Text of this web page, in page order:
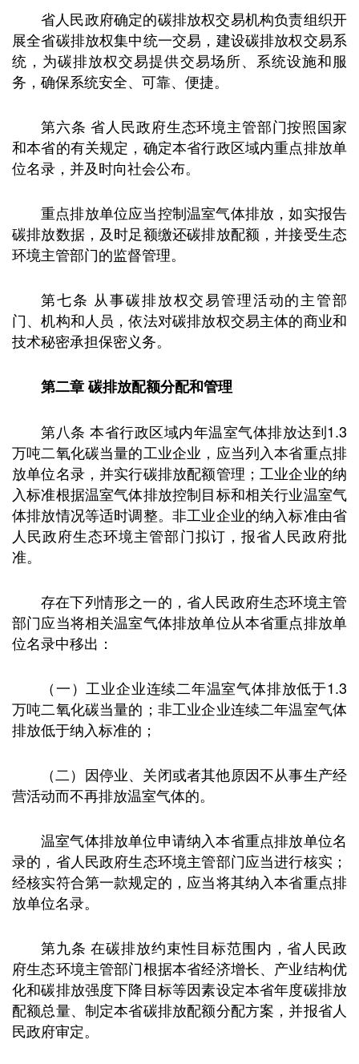
省人民政府确定的碳排放权交易机构负责组织开
展全省碳排放权集中统一交易，建设碳排放权交易系
统，为碳排放权交易提供交易场所、系统设施和服
务，确保系统安全、可靠、便捷。
第六条 省人民政府生态环境主管部门按照国家
和本省的有关规定，确定本省行政区域内重点排放单
位名录，并及时向社会公布。
重点排放单位应当控制温室气体排放，如实报告
碳排放数据，及时足额缴还碳排放配额，并接受生态
环境主管部门的监督管理。
第七条 从事碳排放权交易管理活动的主管部
门、机构和人员，依法对碳排放权交易主体的商业和
技术秘密承担保密义务。
第二章 碳排放配额分配和管理
第八条 本省行政区域内年温室气体排放达到1.3
万吨二氧化碳当量的工业企业，应当列入本省重点排
放单位名录，并实行碳排放配额管理；工业企业的纳
入标准根据温室气体排放控制目标和相关行业温室气
体排放情况等适时调整。非工业企业的纳入标准由省
人民政府生态环境主管部门拟订，报省人民政府批
准。
存在下列情形之一的，省人民政府生态环境主管
部门应当将相关温室气体排放单位从本省重点排放单
位名录中移出：
（一）工业企业连续二年温室气体排放低于1.3
万吨二氧化碳当量的；非工业企业连续二年温室气体
排放低于纳入标准的；
（二）因停业、关闭或者其他原因不从事生产经
营活动而不再排放温室气体的。
温室气体排放单位申请纳入本省重点排放单位名
录的，省人民政府生态环境主管部门应当进行核实；
经核实符合第一款规定的，应当将其纳入本省重点排
放单位名录。
第九条 在碳排放约束性目标范围内，省人民政
府生态环境主管部门根据本省经济增长、产业结构优
化和碳排放强度下降目标等因素设定本省年度碳排放
配额总量、制定本省碳排放配额分配方案，并报省人
民政府审定。